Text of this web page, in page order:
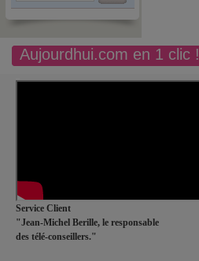
Aujourdhui.com en 1 clic !
Service Client
"Jean-Michel Berille, le responsable
des télé-conseillers."